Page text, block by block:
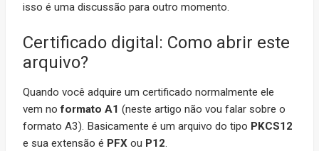
isso é uma discussão para outro momento.
Certificado digital: Como abrir este
arquivo?
Quando você adquire um certificado normalmente ele
vem noformato A1 (neste artigo não vou falar sobre o
formato A3). Basicamente é um arquivo do tipo PKCS12
e sua extensão é PFX ou P12.